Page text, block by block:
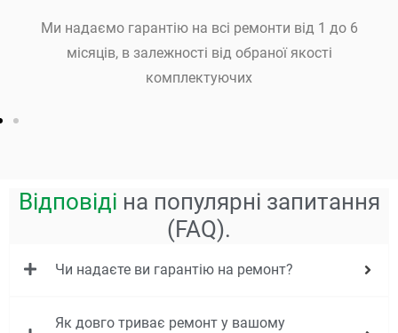
Ми надаємо гарантію на всі ремонти від 1 до 6
місяців, в залежності від обраної якості
комплектуючих
Відповіді на популярні запитання
(FAQ).
Чи надаєте ви гарантію на ремонт?
Як довго триває ремонт у вашому